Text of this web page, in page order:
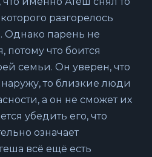
разгорелось
Однако парень не
потому что боится
семьи. Он уверен, что
то близкие люди
а он не сможет их
убедить его, что
означает
всё ещё есть